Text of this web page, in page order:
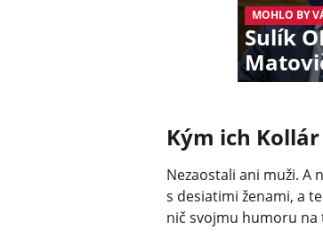
MOHLO BY
Sulík
Kým ich
Nezaostali ani muži. A
s desiatimi ženami, a
nič svojmu humoru